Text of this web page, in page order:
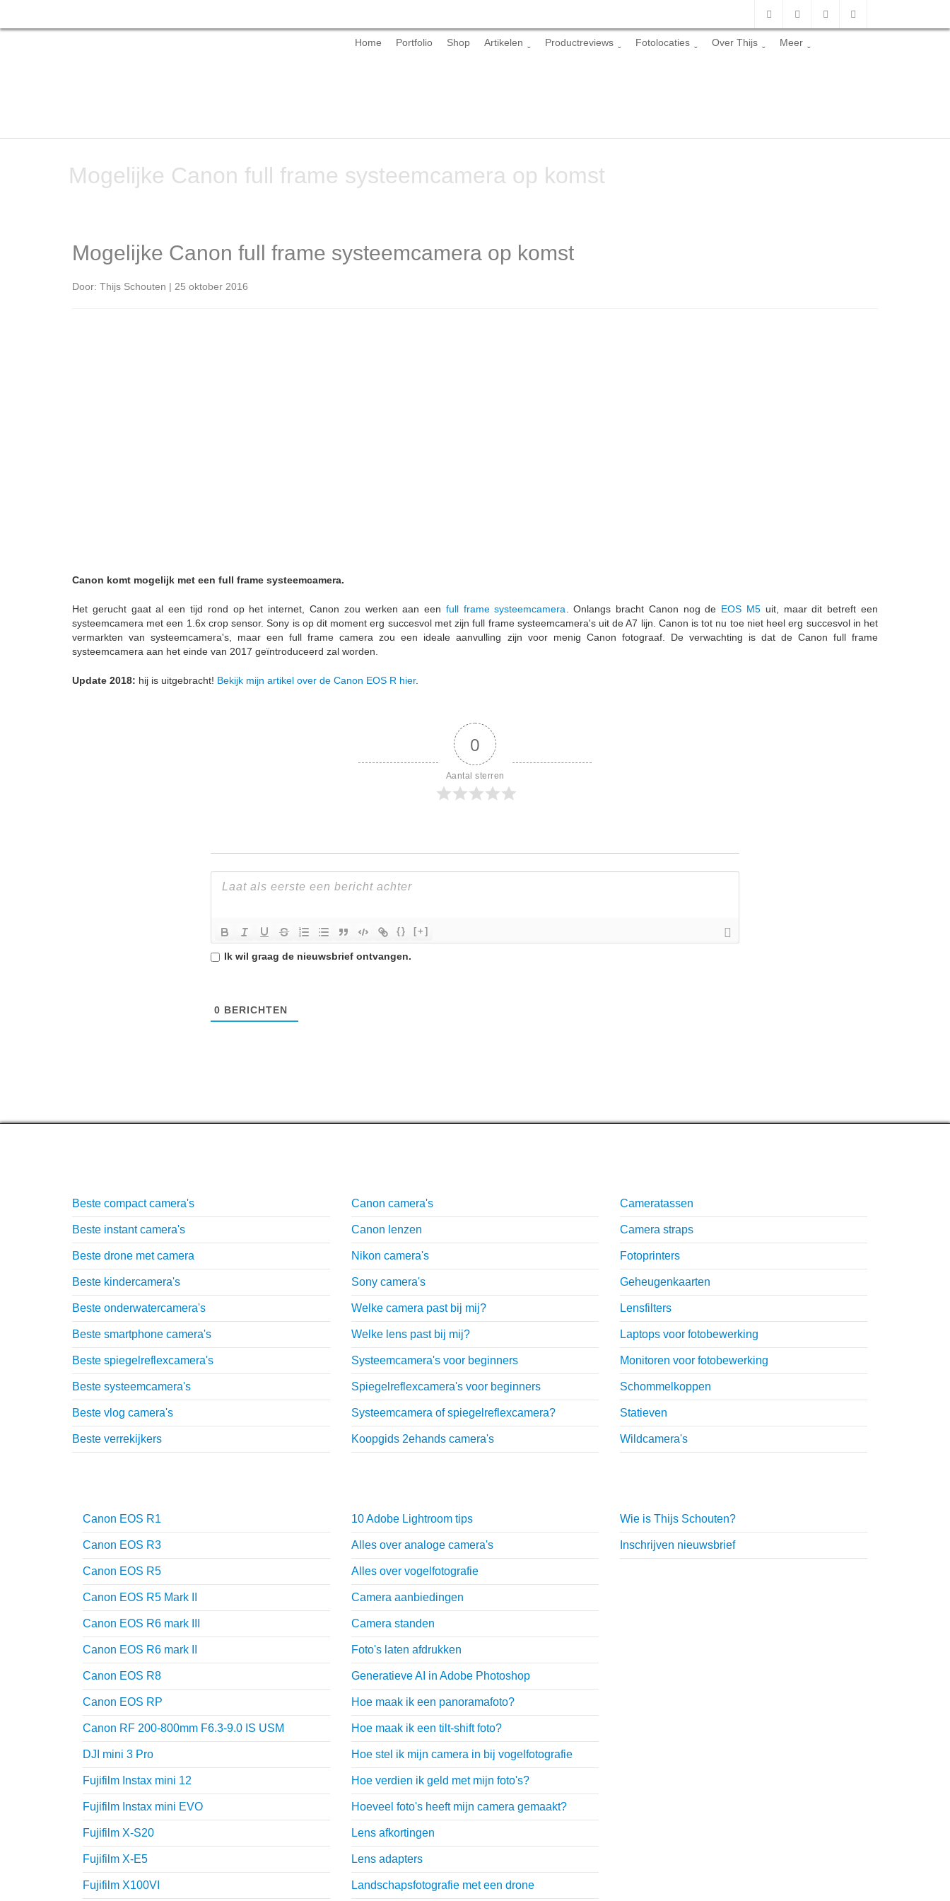
Skip
Home Portfolio Shop Artikelen Productreviews Fotolocaties Over Thijs Meer
Mogelijke Canon full frame systeemcamera op komst
Mogelijke Canon full frame systeemcamera op komst
Door: Thijs Schouten | 25 oktober 2016
Canon komt mogelijk met een full frame systeemcamera.
Het gerucht gaat al een tijd rond op het internet, Canon zou werken aan een full frame systeemcamera . Onlangs bracht Canon nog de EOS M5 uit, maar dit betreft een
systeemcamera met een 1.6x crop sensor. Sony is op dit moment erg succesvol met zijn full frame systeemcamera's uit de A7 lijn. Canon is tot nu toe niet heel erg succesvol in het
vermarkten van systeemcamera's, maar een full frame camera zou een ideale aanvulling zijn voor menig Canon fotograaf. De verwachting is dat de Canon full frame
systeemcamera aan het einde van 2017 geïntroduceerd zal worden.
Update 2018: hij is uitgebracht! Bekijk mijn artikel over de Canon EOS R hier.
0
Aantal sterren
{} [+]
Ik wil graag de nieuwsbrief ontvangen.
0 BERICHTEN
Beste compact camera's
Beste instant camera's
Beste drone met camera
Beste kindercamera's
Beste onderwatercamera's
Beste smartphone camera's
Beste spiegelreflexcamera's
Beste systeemcamera's
Beste vlog camera's
Beste verrekijkers
Canon camera's
Canon lenzen
Nikon camera's
Sony camera's
Welke camera past bij mij?
Welke lens past bij mij?
Systeemcamera's voor beginners
Spiegelreflexcamera's voor beginners
Systeemcamera of spiegelreflexcamera?
Koopgids 2ehands camera's
Cameratassen
Camera straps
Fotoprinters
Geheugenkaarten
Lensfilters
Laptops voor fotobewerking
Monitoren voor fotobewerking
Schommelkoppen
Statieven
Wildcamera's
Canon EOS R1
Canon EOS R3
Canon EOS R5
Canon EOS R5 Mark II
Canon EOS R6 mark III
Canon EOS R6 mark II
Canon EOS R8
Canon EOS RP
Canon RF 200-800mm F6.3-9.0 IS USM
DJI mini 3 Pro
Fujifilm Instax mini 12
Fujifilm Instax mini EVO
Fujifilm X-S20
Fujifilm X-E5
Fujifilm X100VI
10 Adobe Lightroom tips
Alles over analoge camera's
Alles over vogelfotografie
Camera aanbiedingen
Camera standen
Foto's laten afdrukken
Generatieve AI in Adobe Photoshop
Hoe maak ik een panoramafoto?
Hoe maak ik een tilt-shift foto?
Hoe stel ik mijn camera in bij vogelfotografie
Hoe verdien ik geld met mijn foto's?
Hoeveel foto's heeft mijn camera gemaakt?
Lens afkortingen
Lens adapters
Landschapsfotografie met een drone
Wie is Thijs Schouten?
Inschrijven nieuwsbrief